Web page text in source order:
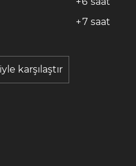
+7 saat
karşılaştır